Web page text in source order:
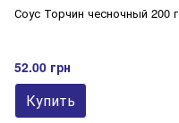
Соус Торчин чесночный 200 г
52.00 грн
Купить